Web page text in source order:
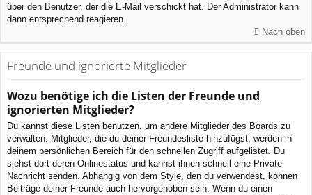
über den Benutzer, der die E-Mail verschickt hat. Der Administrator kann
dann entsprechend reagieren.
Nach oben
Freunde und ignorierte Mitglieder
Wozu benötige ich die Listen der Freunde und
ignorierten Mitglieder?
Du kannst diese Listen benutzen, um andere Mitglieder des Boards zu
verwalten. Mitglieder, die du deiner Freundesliste hinzufügst, werden in
deinem persönlichen Bereich für den schnellen Zugriff aufgelistet. Du
siehst dort deren Onlinestatus und kannst ihnen schnell eine Private
Nachricht senden. Abhängig von dem Style, den du verwendest, können
Beiträge deiner Freunde auch hervorgehoben sein. Wenn du einen